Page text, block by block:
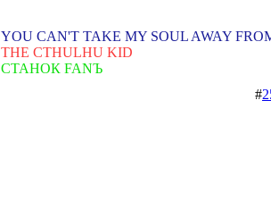
YOU CAN'T TAKE MY SOUL AWAY
THE CTHULHU KID
СТАНОК FANЪ
#